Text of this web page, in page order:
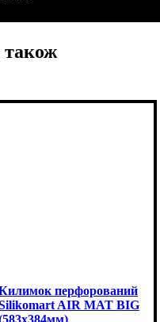
також
перфорований
AIR MAT BIG